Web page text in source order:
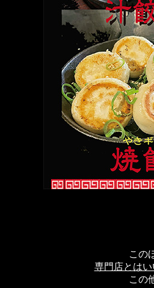
この
専門店とは
この